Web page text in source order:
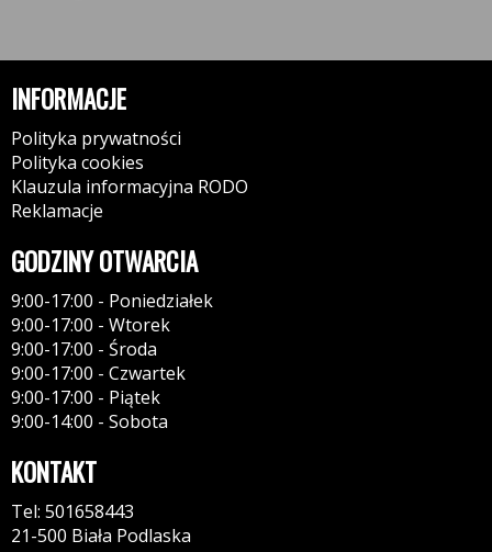
INFORMACJE
Polityka prywatności
Polityka cookies
Klauzula informacyjna RODO
Reklamacje
GODZINY OTWARCIA
9:00-17:00 - Poniedziałek
9:00-17:00 - Wtorek
9:00-17:00 - Środa
9:00-17:00 - Czwartek
9:00-17:00 - Piątek
9:00-14:00 - Sobota
KONTAKT
Tel: 501658443
21-500 Biała Podlaska